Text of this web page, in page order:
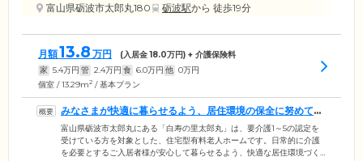
富山県砺波市太郎丸180
砺波駅から 徒歩19分
月額13.8 万円 (入居金18.0万円) + 介護保険料
家 5.4万円 管 2.4万円 食 6.0万円 他 0万円
個室 / 13.29m2 / 基本プラン
みなさまが快適に暮らせるよう、居住環境の保全に努めてい
ます
富山県砺波市太郎丸にある「白寿の里太郎丸」は、要介護1～5の認定を
受けている方を対象とした、住宅型有料老人ホームです。日常的に介護
を必要とするご入居者様が安心して暮らせるよう、快適な居住環境づく